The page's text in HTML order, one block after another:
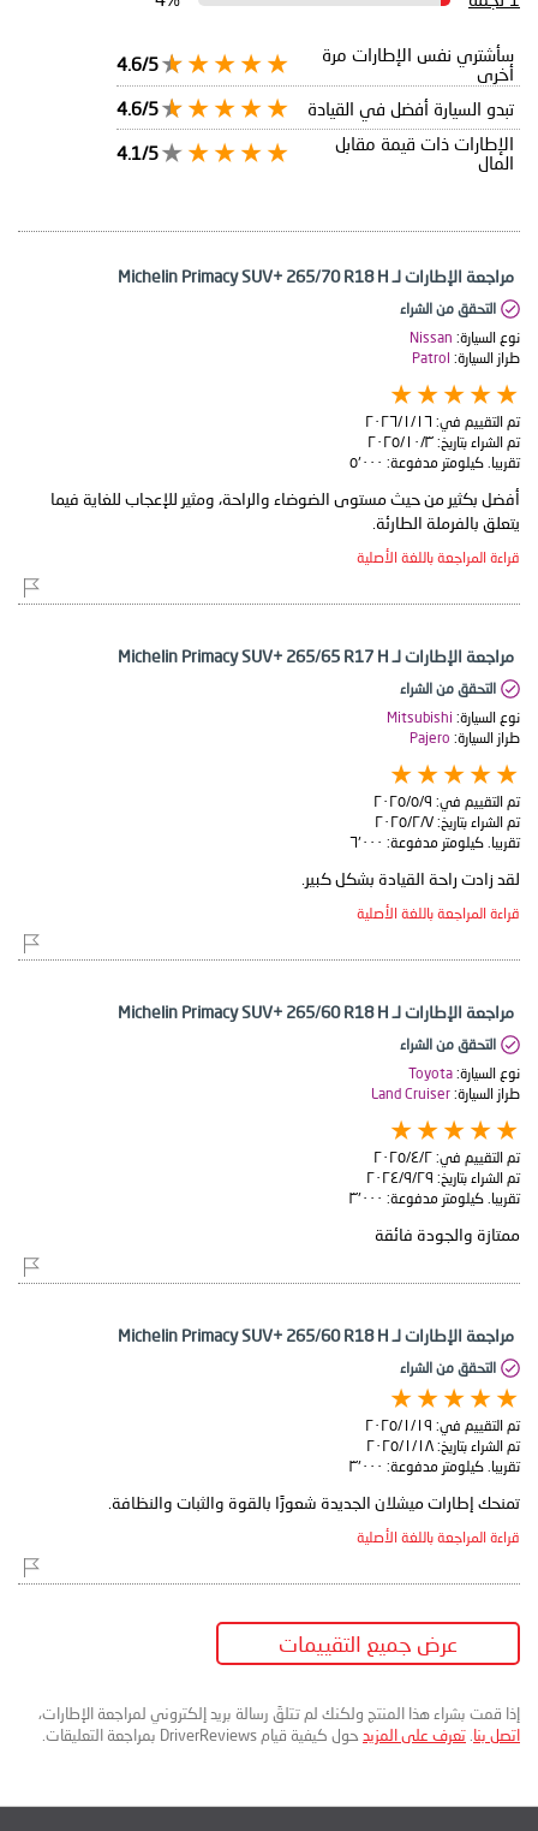
سأشتري نفس الإطارات مرة
أخرى
4.6/5
تبدو السيارة أفضل في القيادة
4.6/5
الإطارات ذات قيمة مقابل
المال
4.1/5
مراجعة الإطارات لـ Michelin Primacy SUV+ 265/70 R18 H
التحقق من الشراء
نوع السيارة: Nissan
طراز السيارة: Patrol
تم التقييم في: ١٦‏/١‏/٢٠٢٦
تم الشراء بتاريخ: ٣‏/١٠‏/٢٠٢٥
تقريبا. كيلومتر مدفوعة: ٥٬٠٠٠
أفضل بكثير من حيث مستوى الضوضاء والراحة، ومثير للإعجاب للغاية فيما
يتعلق بالفرملة الطارئة.
قراءة المراجعة باللغة الأصلية
مراجعة الإطارات لـ Michelin Primacy SUV+ 265/65 R17 H
التحقق من الشراء
نوع السيارة: Mitsubishi
طراز السيارة: Pajero
تم التقييم في: ٩‏/٥‏/٢٠٢٥
تم الشراء بتاريخ: ٧‏/٢‏/٢٠٢٥
تقريبا. كيلومتر مدفوعة: ٦٬٠٠٠
لقد زادت راحة القيادة بشكل كبير.
قراءة المراجعة باللغة الأصلية
مراجعة الإطارات لـ Michelin Primacy SUV+ 265/60 R18 H
التحقق من الشراء
نوع السيارة: Toyota
طراز السيارة: Land Cruiser
تم التقييم في: ٢‏/٤‏/٢٠٢٥
تم الشراء بتاريخ: ٢٩‏/٩‏/٢٠٢٤
تقريبا. كيلومتر مدفوعة: ٣٬٠٠٠
ممتازة والجودة فائقة
مراجعة الإطارات لـ Michelin Primacy SUV+ 265/60 R18 H
التحقق من الشراء
تم التقييم في: ١٩‏/١‏/٢٠٢٥
تم الشراء بتاريخ: ١٨‏/١‏/٢٠٢٥
تقريبا. كيلومتر مدفوعة: ٣٬٠٠٠
تمنحك إطارات ميشلان الجديدة شعورًا بالقوة والثبات والنظافة.
قراءة المراجعة باللغة الأصلية
عرض جميع التقييمات
إذا قمت بشراء هذا المنتج ولكنك لم تتلقَ رسالة بريد إلكتروني لمراجعة الإطارات،
اتصل بنا تعرف على المزيد حول كيفية قيام DriverReviews بمراجعة التعليقات.